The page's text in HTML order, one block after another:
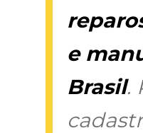
e
Brasil.